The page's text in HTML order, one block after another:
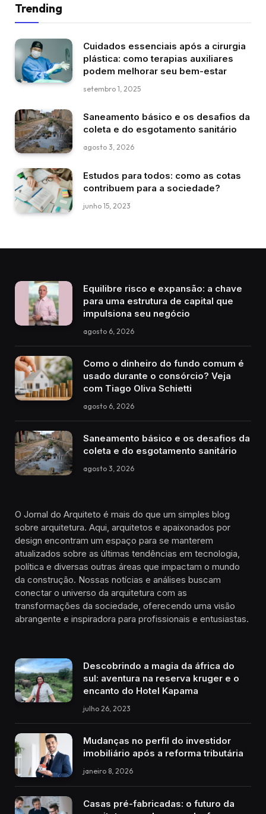
Trending
Cuidados essenciais após a cirurgia
plástica: como terapias auxiliares
podem melhorar seu bem-estar
setembro 1, 2025
Saneamento básico e os desafios da
coleta e do esgotamento sanitário
agosto 3, 2026
Estudos para todos: como as cotas
contribuem para a sociedade?
junho 15, 2023
Equilibre risco e expansão: a chave
para uma estrutura de capital que
impulsiona seu negócio
agosto 6, 2026
Como o dinheiro do fundo comum é
usado durante o consórcio? Veja
com Tiago Oliva Schietti
agosto 6, 2026
Saneamento básico e os desafios da
coleta e do esgotamento sanitário
agosto 3, 2026
O Jornal do Arquiteto é mais do que um simples blog
sobre arquitetura. Aqui, arquitetos e apaixonados por
design encontram um espaço para se manterem
atualizados sobre as últimas tendências em tecnologia,
política e diversas outras áreas que impactam o mundo
da construção. Nossas notícias e análises buscam
conectar o universo da arquitetura com as
transformações da sociedade, oferecendo uma visão
abrangente e inspiradora para profissionais e entusiastas.
Descobrindo a magia da áfrica do
sul: aventura na reserva kruger e o
encanto do Hotel Kapama
julho 26, 2023
Mudanças no perfil do investidor
imobiliário após a reforma tributária
janeiro 8, 2026
Casas pré-fabricadas: o futuro da